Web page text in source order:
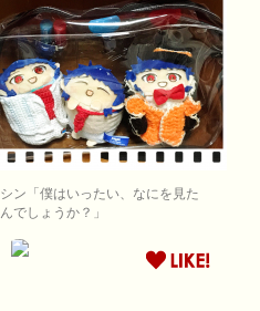
シン「僕はいったい、なにを見た
んでしょうか？」